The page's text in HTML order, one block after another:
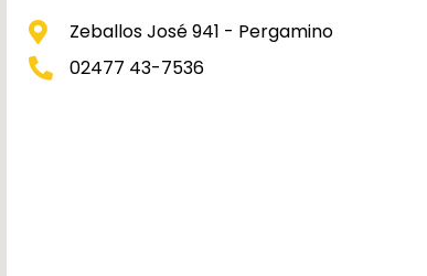
Zeballos José 941 - Pergamino
02477 43-7536